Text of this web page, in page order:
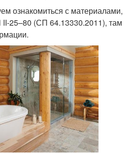
ознакомиться с материалами,
25–80 (СП 64.13330.2011), там